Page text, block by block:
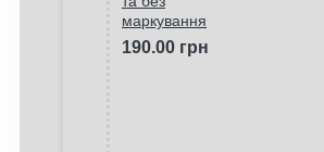
маркування
190.00 грн